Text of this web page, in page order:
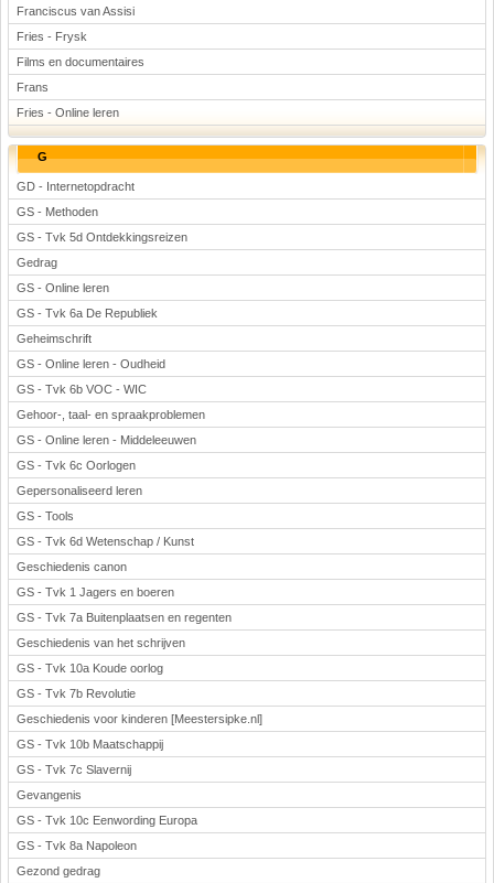
Franciscus van Assisi
Fries - Frysk
Films en documentaires
Frans
Fries - Online leren
G
GD - Internetopdracht
GS - Methoden
GS - Tvk 5d Ontdekkingsreizen
Gedrag
GS - Online leren
GS - Tvk 6a De Republiek
Geheimschrift
GS - Online leren - Oudheid
GS - Tvk 6b VOC - WIC
Gehoor-, taal- en spraakproblemen
GS - Online leren - Middeleeuwen
GS - Tvk 6c Oorlogen
Gepersonaliseerd leren
GS - Tools
GS - Tvk 6d Wetenschap / Kunst
Geschiedenis canon
GS - Tvk 1 Jagers en boeren
GS - Tvk 7a Buitenplaatsen en regenten
Geschiedenis van het schrijven
GS - Tvk 10a Koude oorlog
GS - Tvk 7b Revolutie
Geschiedenis voor kinderen [Meestersipke.nl]
GS - Tvk 10b Maatschappij
GS - Tvk 7c Slavernij
Gevangenis
GS - Tvk 10c Eenwording Europa
GS - Tvk 8a Napoleon
Gezond gedrag